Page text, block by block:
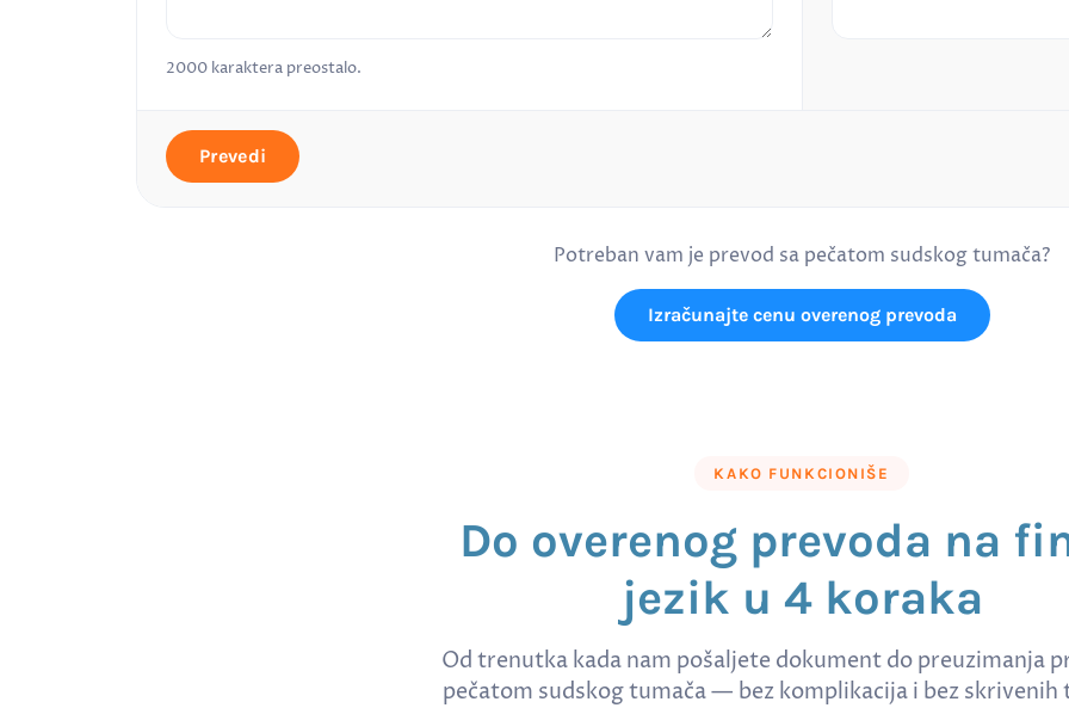
2000 karaktera preostalo.
Prevedi
Potreban vam je prevod sa pečatom sudskog tumača?
Izračunajte cenu overenog prevoda
KAKO FUNKCIONIŠE
Do overenog prevoda na
jezik u 4 koraka
Od trenutka kada nam pošaljete dokument do preuzimanja
pečatom sudskog tumača — bez komplikacija i bez skrivenih